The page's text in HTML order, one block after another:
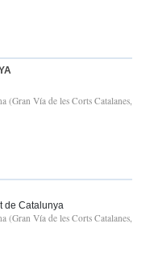
(Gran Vía de les Corts Catalanes,
de Catalunya
(Gran Vía de les Corts Catalanes,